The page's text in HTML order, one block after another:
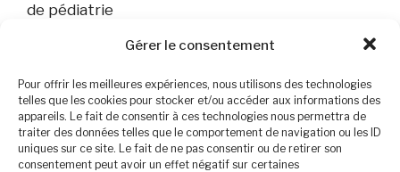
Gérer le consentement
Pour offrir les meilleures expériences, nous utilisons des technologies
telles que les cookies pour stocker et/ou accéder aux informations des
appareils. Le fait de consentir à ces technologies nous permettra de
traiter des données telles que le comportement de navigation ou les ID
uniques sur ce site. Le fait de ne pas consentir ou de retirer son
consentement peut avoir un effet négatif sur certaines
de pédiatrie
cancers si le soja est donné tôt dans l’enfance.
Attention, les jus végétaux ne sont pas adaptés
pour les besoins nutritionnels des nourrissons